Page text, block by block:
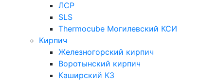
ЛСР
SLS
Thermocube Могилевский КСИ
Кирпич
Железногорский кирпич
Воротынский кирпич
Каширский КЗ